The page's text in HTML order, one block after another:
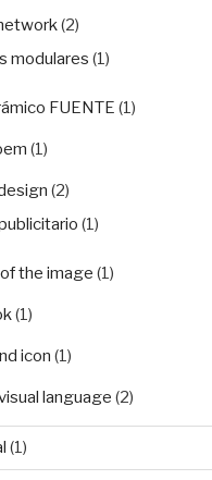
(2)
modulares (1)
FUENTE (1)
(1)
(2)
(1)
the image (1)
(1)
icon (1)
language (2)
(1)